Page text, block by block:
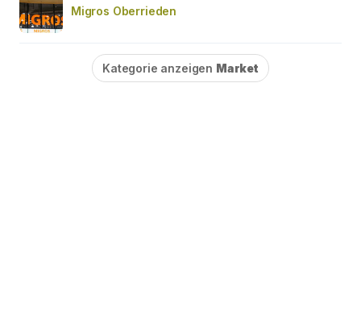
Migros Oberrieden
Kategorie anzeigen Market